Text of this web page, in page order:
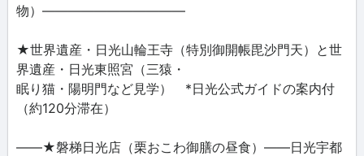
物）―――――――――――
★世界遺産・日光山輪王寺（特別御開帳毘沙門天）と世
界遺産・日光東照宮（三猿・
眠り猫・陽明門など見学） *日光公式ガイドの案内付
（約120分滞在）
――★磐梯日光店（栗おこわ御膳の昼食）――日光宇都